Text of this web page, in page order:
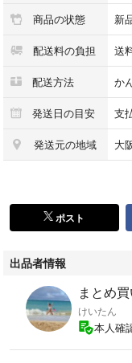
商品の状態 新
配送料の負担 送
配送方法 か
発送日の目安 支
発送元の地域 大
ポスト
出品者情報
まとめ
けいたん
本人確